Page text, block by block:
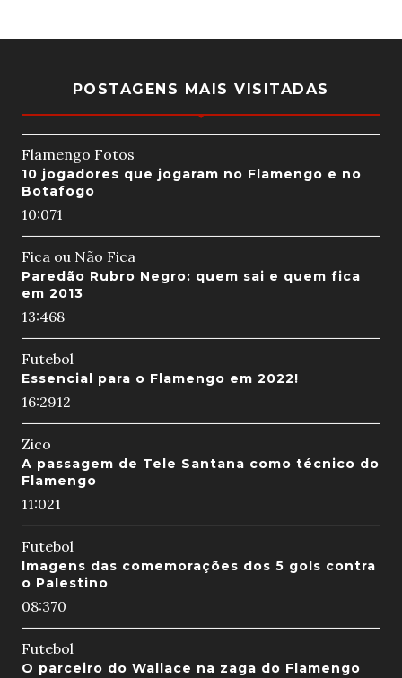
POSTAGENS MAIS VISITADAS
Flamengo Fotos
10 jogadores que jogaram no Flamengo e no
Botafogo
10:071
Fica ou Não Fica
Paredão Rubro Negro: quem sai e quem fica
em 2013
13:468
Futebol
Essencial para o Flamengo em 2022!
16:2912
Zico
A passagem de Tele Santana como técnico do
Flamengo
11:021
Futebol
Imagens das comemorações dos 5 gols contra
o Palestino
08:370
Futebol
O parceiro do Wallace na zaga do Flamengo